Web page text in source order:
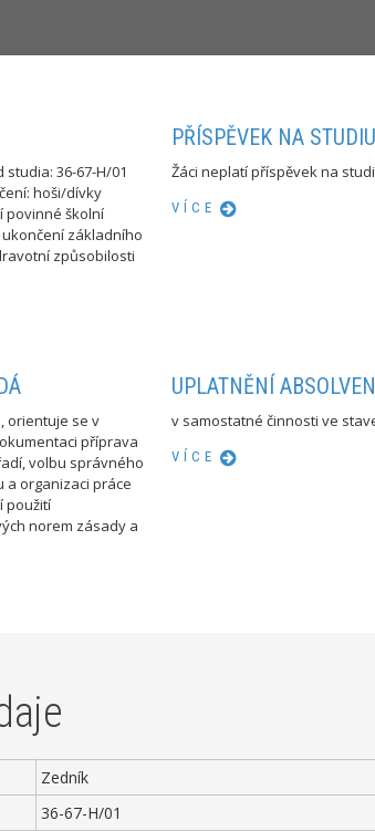
36-67-H/01
hoši/dívky
povinné školní
základního
způsobilosti
PŘÍSPĚVEK NA
Žáci neplatí příspěvek na
VÍCE
orientuje se v
příprava
volbu správného
a organizaci práce
použití
norem zásady a
UPLATNĚNÍ
v samostatné činnosti ve
VÍCE
Zedník
36-67-H/01